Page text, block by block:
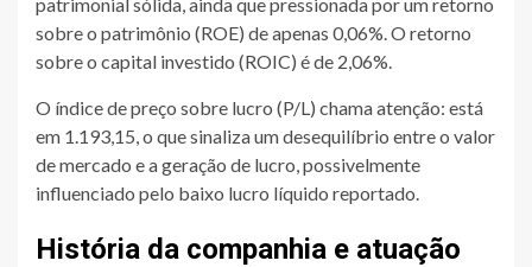
sobre o patrimônio (ROE) de apenas 0,06%. O retorno
sobre o capital investido (ROIC) é de 2,06%.
O índice de preço sobre lucro (P/L) chama atenção: está
em 1.193,15, o que sinaliza um desequilíbrio entre o valor
de mercado e a geração de lucro, possivelmente
influenciado pelo baixo lucro líquido reportado.
História da companhia e atuação